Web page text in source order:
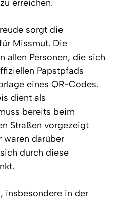
erreichen.
sorgt die
Missmut. Die
allen Personen, die sich
Papstpfads
eines QR-Codes.
dient als
bereits beim
Straßen vorgezeigt
waren darüber
durch diese
insbesondere in der